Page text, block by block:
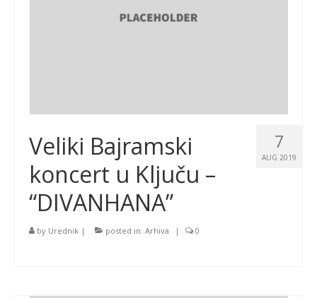
7
AUG 2019
Veliki Bajramski
koncert u Ključu –
“DIVANHANA”
by Urednik | posted in: Arhiva | 0